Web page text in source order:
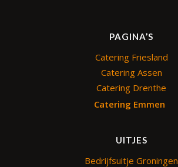
PAGINA’S
Catering Friesland
Catering Assen
Catering Drenthe
Catering Emmen
UITJES
Bedrijfsuitje Groningen